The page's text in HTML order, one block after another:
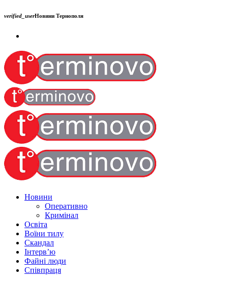
verified_userНовини Тернополя
Новини
Оперативно
Кримінал
Освіта
Воїни тилу
Скандал
Інтерв’ю
Файні люди
Співпраця